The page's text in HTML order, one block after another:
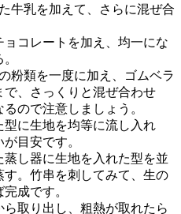
牛乳を加えて、さらに混ぜ合
コレートを加え、均一にな
粉類を一度に加え、ゴムベラ
、さっくりと混ぜ合わせ
ので注意しましょう。
に生地を均等に流し入れ
目安です。
し器に生地を入れた型を並
す。竹串を刺してみて、生の
成です。
取り出し、粗熱が取れたら